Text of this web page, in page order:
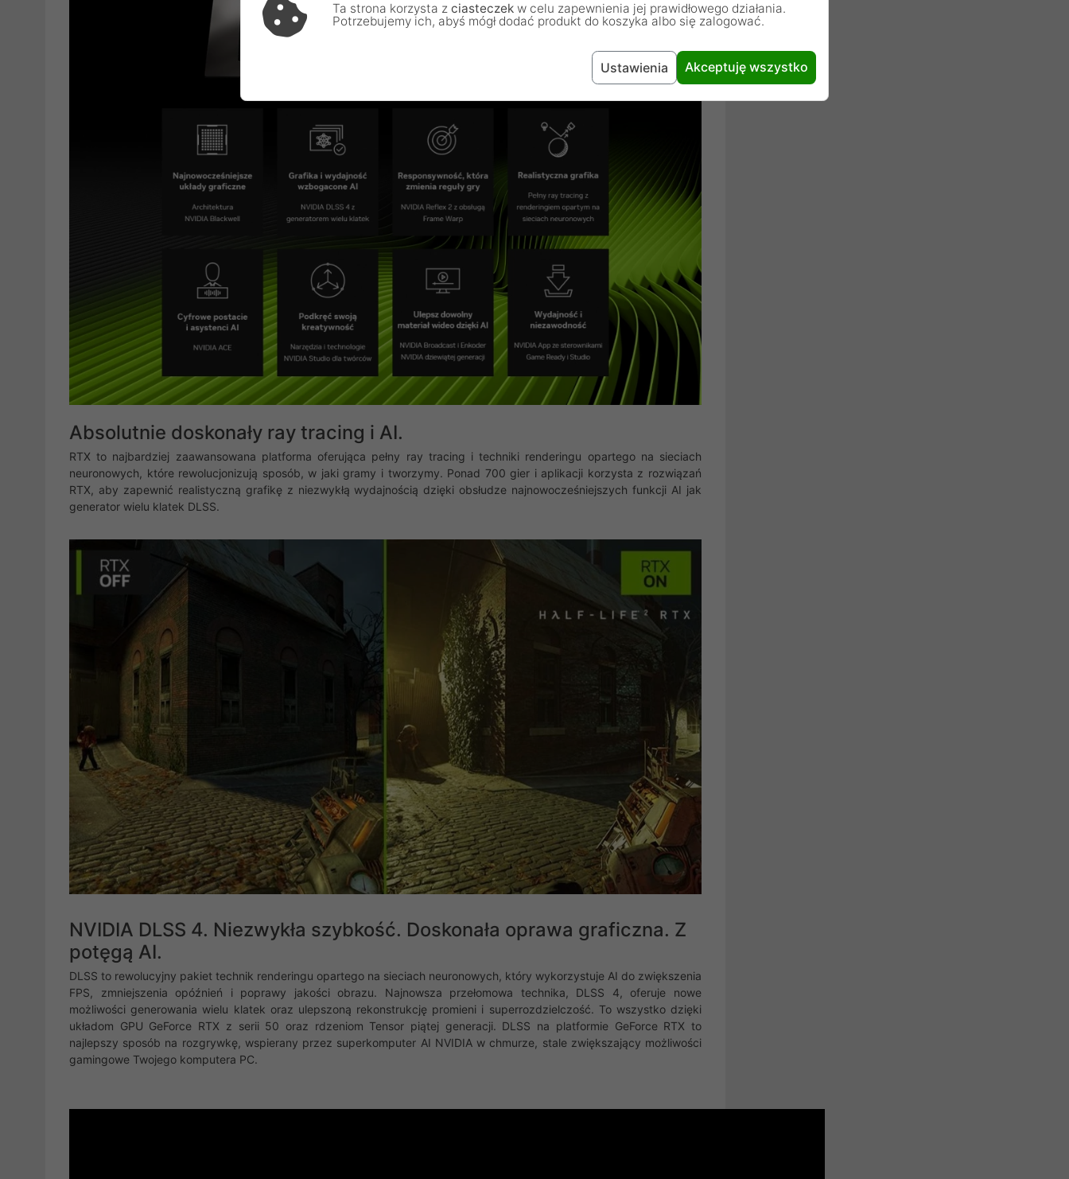
Absolutnie doskonały ray tracing i AI.
RTX to najbardziej zaawansowana platforma oferująca pełny ray tracing i techniki renderingu opartego na sieciach
neuronowych, które rewolucjonizują sposób, w jaki gramy i tworzymy. Ponad 700 gier i aplikacji korzysta z rozwiązań
RTX, aby zapewnić realistyczną grafikę z niezwykłą wydajnością dzięki obsłudze najnowocześniejszych funkcji AI jak
generator wielu klatek DLSS.
NVIDIA DLSS 4. Niezwykła szybkość. Doskonała oprawa graficzna. Z
potęgą AI.
DLSS to rewolucyjny pakiet technik renderingu opartego na sieciach neuronowych, który wykorzystuje AI do zwiększenia
FPS, zmniejszenia opóźnień i poprawy jakości obrazu. ‌Najnowsza przełomowa technika, DLSS 4, oferuje nowe
możliwości generowania wielu klatek oraz ulepszoną rekonstrukcję promieni i superrozdzielczość. To wszystko dzięki
układom GPU GeForce RTX z serii 50 oraz rdzeniom Tensor piątej generacji. DLSS na platformie GeForce RTX to
najlepszy sposób na rozgrywkę, wspierany przez superkomputer AI NVIDIA w chmurze, stale zwiększający możliwości
gamingowe Twojego komputera PC.
Ta strona korzysta z ciasteczek w celu zapewnienia jej prawidłowego działania.
Potrzebujemy ich, abyś mógł dodać produkt do koszyka albo się zalogować.
Ustawienia Akceptuję wszystko